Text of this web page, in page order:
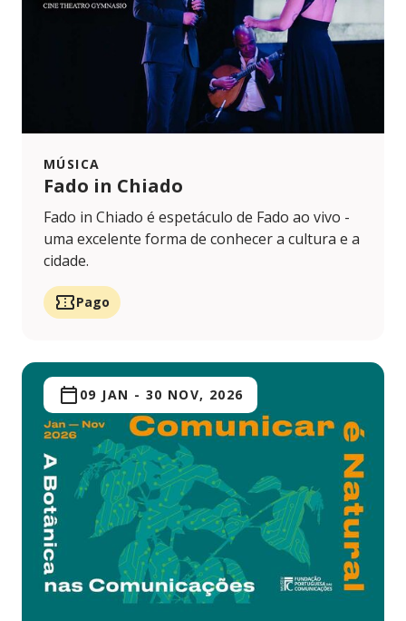
MÚSICA
Fado in Chiado
Fado in Chiado é espetáculo de Fado ao vivo -
uma excelente forma de conhecer a cultura e a
cidade.
Pago
09 JAN - 30 NOV, 2026